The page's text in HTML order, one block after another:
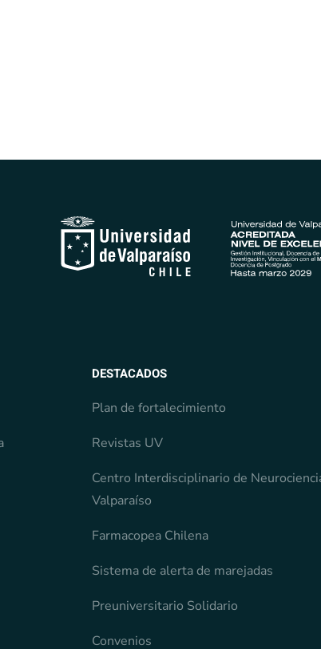
DESTACADOS
Plan de fortalecimiento
Revistas UV
Centro Interdisciplinario de
Valparaíso
Farmacopea Chilena
Sistema de alerta de marejadas
Preuniversitario Solidario
Convenios